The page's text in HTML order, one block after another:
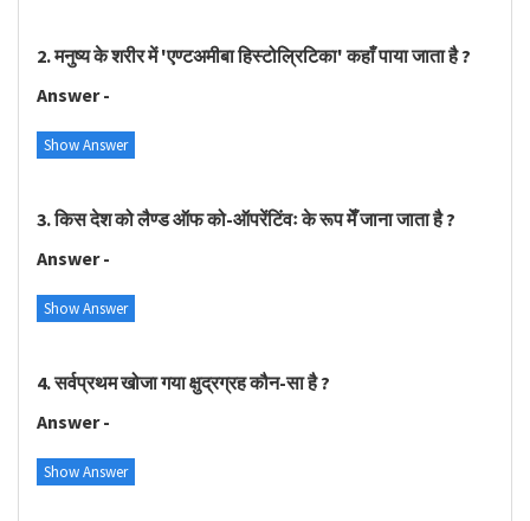
2. मनुष्य के शरीर में 'एण्टअमीबा हिस्टोल्रिटिका' कहाँ पाया जाता है ?
Answer -
Show Answer
3. किस देश को लैण्ड ऑफ को-ऑपरेंटिंवः के रूप मेँ जाना जाता है ?
Answer -
Show Answer
4. सर्वप्रथम खोजा गया क्षुद्रग्रह कौन-सा है ?
Answer -
Show Answer